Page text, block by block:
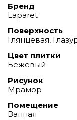
Бренд
Laparet
Поверхность
Глянцевая,
Цвет плитки
Бежевый
Рисунок
Мрамор
Помещение
Ванная